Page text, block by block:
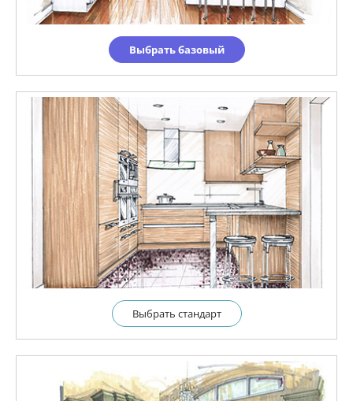
Выбрать базовый
Выбрать cтандарт